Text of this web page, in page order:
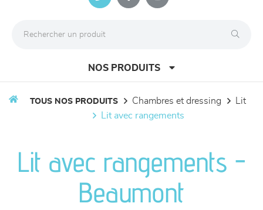
NOS PRODUITS
séjours
meubles de complément
TOUS NOS PRODUITS chambres et dressing
lit
lit avec rangements
Lit avec rangements -
Beaumont